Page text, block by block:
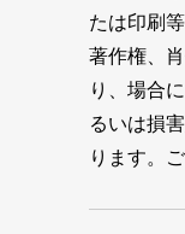
たは印刷
著作権、
り、場合
るいは損
ります。